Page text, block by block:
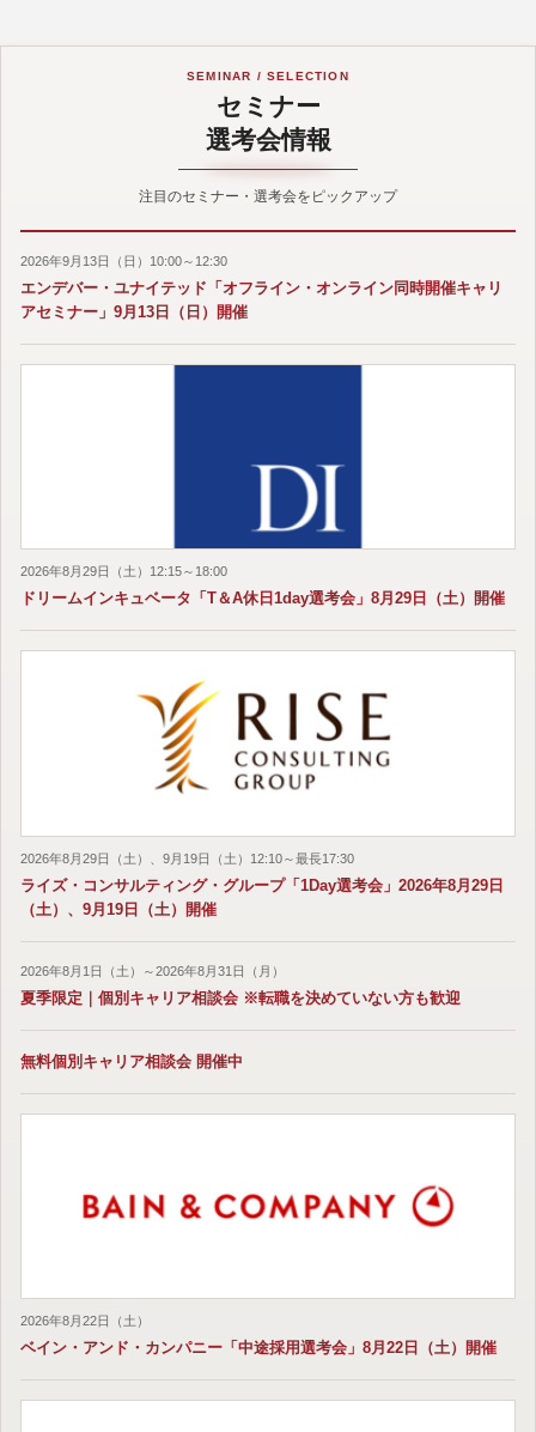
SEMINAR / SELECTION
セミナー
選考会情報
注目のセミナー・選考会をピックアップ
2026年9月13日（日）10:00～12:30
エンデバー・ユナイテッド「オフライン・オンライン同時開催キャリ
アセミナー」9月13日（日）開催
2026年8月29日（土）12:15～18:00
ドリームインキュベータ「T＆A休日1day選考会」8月29日（土）開催
2026年8月29日（土）、9月19日（土）12:10～最長17:30
ライズ・コンサルティング・グループ「1Day選考会」2026年8月29日
（土）、9月19日（土）開催
2026年8月1日（土）～2026年8月31日（月）
夏季限定｜個別キャリア相談会 ※転職を決めていない方も歓迎
無料個別キャリア相談会 開催中
2026年8月22日（土）
ベイン・アンド・カンパニー「中途採用選考会」8月22日（土）開催